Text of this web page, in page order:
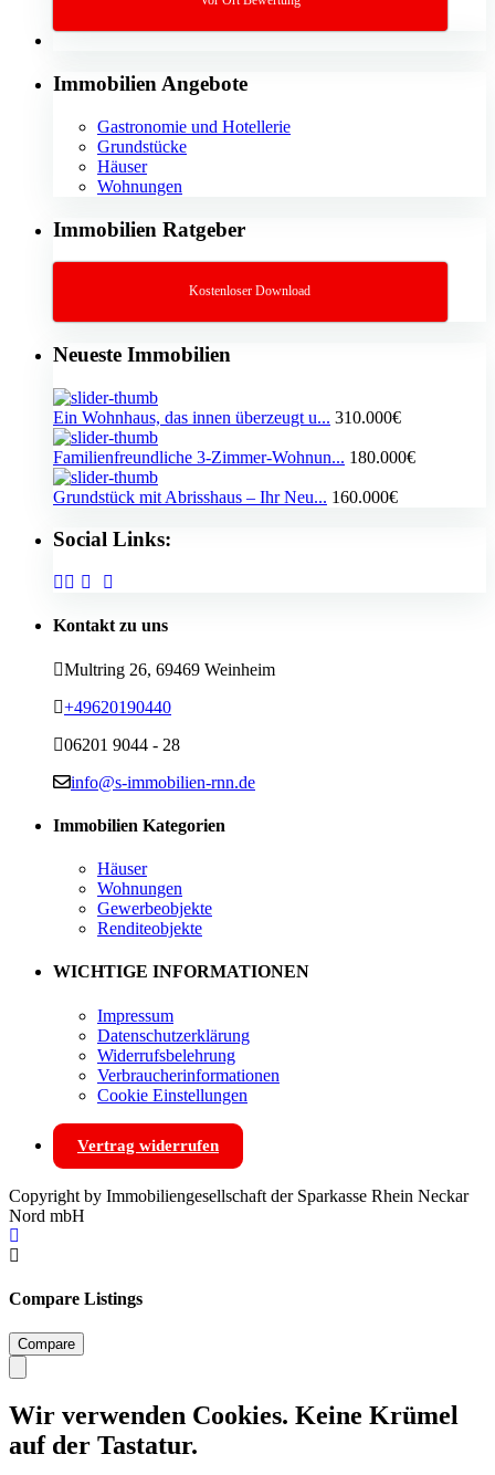
Immobilien Angebote
Gastronomie und Hotellerie
Grundstücke
Häuser
Wohnungen
Immobilien Ratgeber
Kostenloser Download
Neueste Immobilien
Ein Wohnhaus, das innen überzeugt u... 310.000€
Familienfreundliche 3-Zimmer-Wohnun... 180.000€
Grundstück mit Abrisshaus – Ihr Neu... 160.000€
Social Links:
Kontakt zu uns
Multring 26, 69469 Weinheim
+49620190440
06201 9044 - 28
info@s-immobilien-rnn.de
Immobilien Kategorien
Häuser
Wohnungen
Gewerbeobjekte
Renditeobjekte
WICHTIGE INFORMATIONEN
Impressum
Datenschutzerklärung
Widerrufsbelehrung
Verbraucherinformationen
Cookie Einstellungen
Vertrag widerrufen
Copyright by Immobiliengesellschaft der Sparkasse Rhein Neckar
Nord mbH
Compare Listings
Compare
Wir verwenden Cookies. Keine Krümel
auf der Tastatur.